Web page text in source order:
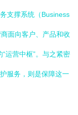
支撑系统（Business
面向客户、产品和收
“运营中枢”。与之紧密
服务，则是保障这一